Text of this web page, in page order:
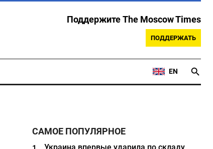
Поддержите The Moscow Times
ПОДДЕРЖАТЬ
EN
САМОЕ ПОПУЛЯРНОЕ